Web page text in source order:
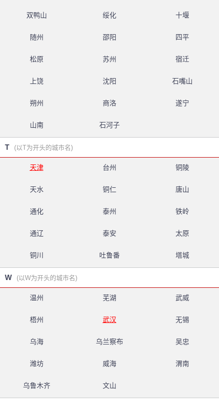
双鸭山 绥化 十堰
随州 邵阳 四平
松原 苏州 宿迁
上饶 沈阳 石嘴山
朔州 商洛 遂宁
山南 石河子
T (以T为开头的城市名)
天津 台州 铜陵
天水 铜仁 唐山
通化 泰州 铁岭
通辽 泰安 太原
铜川 吐鲁番 塔城
W (以W为开头的城市名)
温州 芜湖 武威
梧州 武汉 无锡
乌海 乌兰察布 吴忠
潍坊 威海 渭南
乌鲁木齐 文山